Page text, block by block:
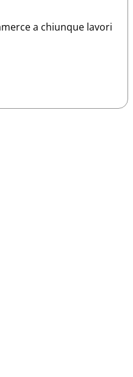
a chiunque lavori